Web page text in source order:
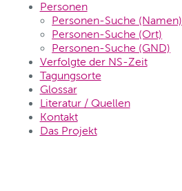
Personen
Personen-Suche (Namen)
Personen-Suche (Ort)
Personen-Suche (GND)
Verfolgte der NS-Zeit
Tagungsorte
Glossar
Literatur / Quellen
Kontakt
Das Projekt